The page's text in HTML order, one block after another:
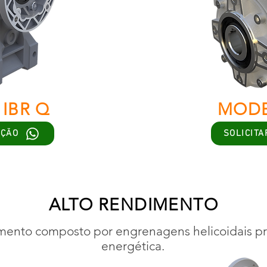
Q
ALTO RENDIMENTO
composto por engrenagens helicoidais
energética.